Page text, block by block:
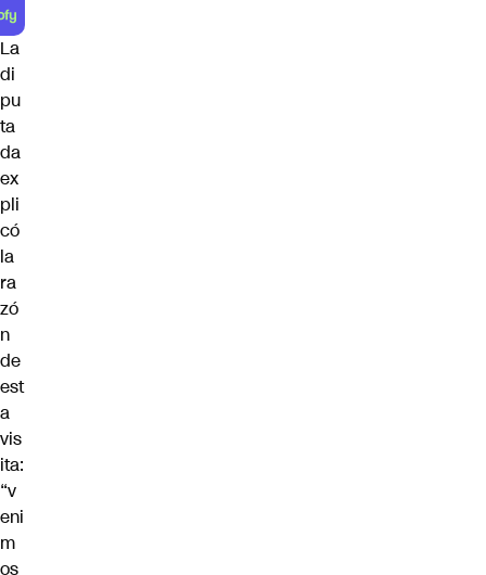
La
di
pu
ta
da
ex
pli
có
la
ra
zó
n
de
est
a
vis
ita:
“v
eni
m
os